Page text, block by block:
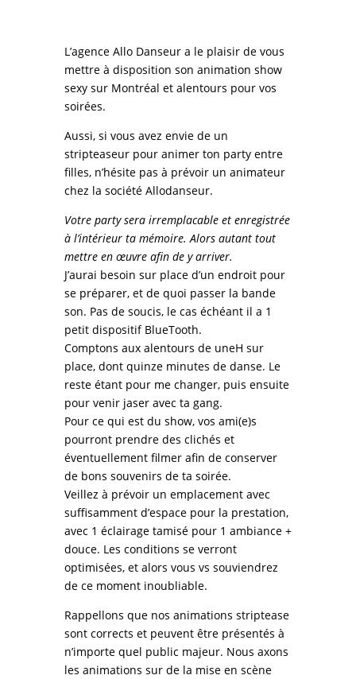
L’agence Allo Danseur a le plaisir de vous
mettre à disposition son animation show
sexy sur Montréal et alentours pour vos
soirées.
Aussi, si vous avez envie de un
stripteaseur pour animer ton party entre
filles, n’hésite pas à prévoir un animateur
chez la société Allodanseur.
Votre party sera irremplacable et enregistrée
à l’intérieur ta mémoire. Alors autant tout
mettre en œuvre afin de y arriver.
J’aurai besoin sur place d’un endroit pour
se préparer, et de quoi passer la bande
son. Pas de soucis, le cas échéant il a 1
petit dispositif BlueTooth.
Comptons aux alentours de uneH sur
place, dont quinze minutes de danse. Le
reste étant pour me changer, puis ensuite
pour venir jaser avec ta gang.
Pour ce qui est du show, vos ami(e)s
pourront prendre des clichés et
éventuellement filmer afin de conserver
de bons souvenirs de ta soirée.
Veillez à prévoir un emplacement avec
suffisamment d’espace pour la prestation,
avec 1 éclairage tamisé pour 1 ambiance +
douce. Les conditions se verront
optimisées, et alors vous vs souviendrez
de ce moment inoubliable.
Rappellons que nos animations striptease
sont corrects et peuvent être présentés à
n’importe quel public majeur. Nous axons
les animations sur de la mise en scène